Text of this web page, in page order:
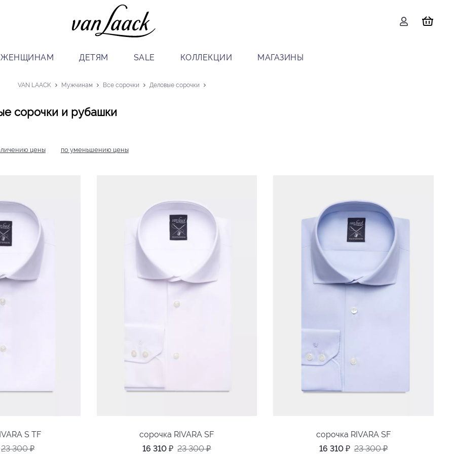
ЖЕНЩИНАМ ДЕТЯМ SALE КОЛЛЕКЦИИ МАГАЗИНЫ
VAN LAACK Мужчинам Все сорочки Деловые сорочки
сорочки и рубашки
цены по уменьшению цены
S TF
23 300₽
сорочка RIVARA SF
16 310₽ 23 300₽
сорочка RIVARA SF
16 310₽ 23 300₽